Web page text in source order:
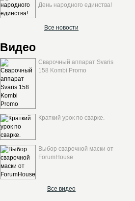
День народного единства!
Все новости
Видео
Сварочный аппарат Svaris
158 Kombi Promo
Краткий урок по сварке.
Выбор сварочной маски от
ForumHouse
Все видео